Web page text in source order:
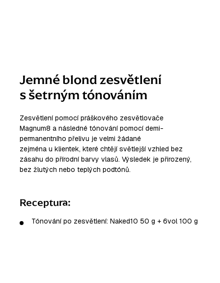
Jemné blond zesvětlení
s šetrným tónováním
Zesvětlení pomocí práškového zesvětlovače
Magnum8 a následné tónování pomocí demi-
permanentního přelivu je velmi žádané
zejména u klientek, které chtějí světlejší vzhled bez
zásahu do přírodní barvy vlasů. Výsledek je přirozený,
bez žlutých nebo teplých podtónů.
Receptura:
Tónování po zesvětlení: Naked10 50 g + 6vol 100 g